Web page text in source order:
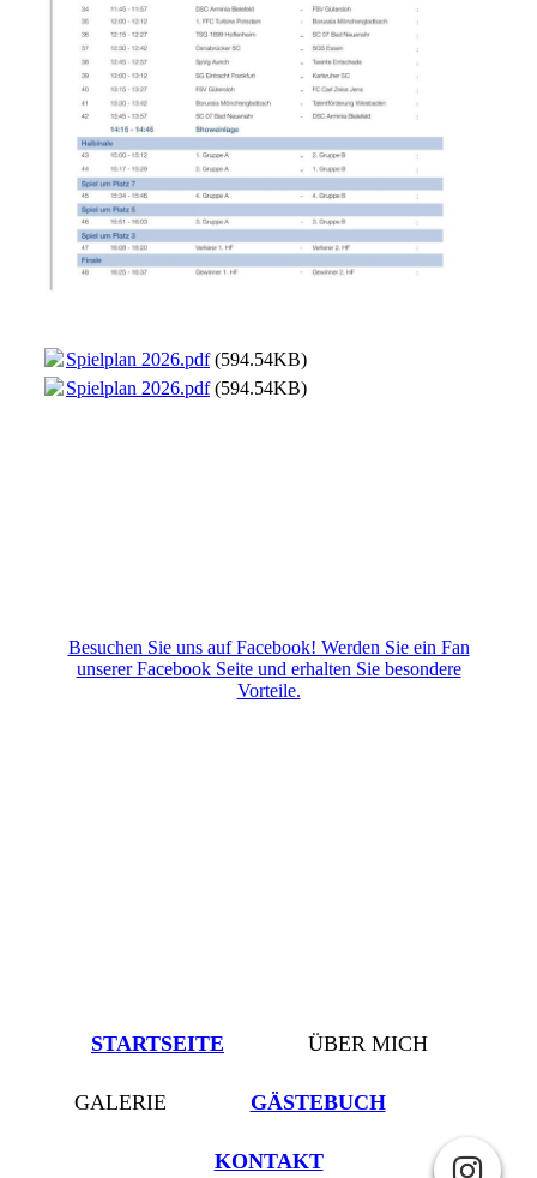
Spielplan 2026.pdf(594.54KB)
Spielplan 2026.pdf(594.54KB)
Besuchen Sie uns auf Facebook! Werden Sie ein Fan
unserer Facebook Seite und erhalten Sie besondere
Vorteile.
STARTSEITE ÜBER MICH
GALERIE GÄSTEBUCH
KONTAKT